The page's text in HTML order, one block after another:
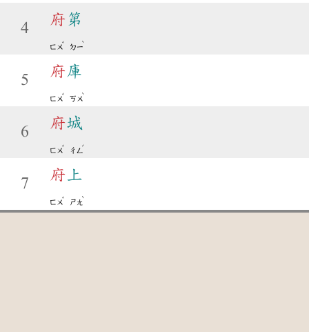
4
府 第
ㄈㄨ
ˇ
ㄉㄧ
ˋ
5
府庫
ㄈㄨ
ˇ
ㄎㄨ
ˋ
6
府城
ㄈㄨ
ˇ
ㄔㄥ
ˊ
7
府 上
ㄈㄨ
ˇ
ㄕㄤ
ˋ